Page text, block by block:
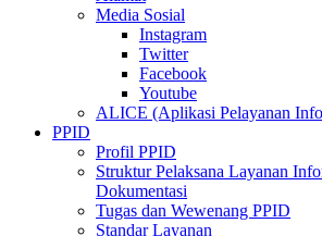
Media Sosial
Instagram
Twitter
Facebook
Youtube
ALICE (Aplikasi Pelayanan
PPID
Profil PPID
Struktur Pelaksana Layanan
Dokumentasi
Tugas dan Wewenang PPID
Standar Layanan